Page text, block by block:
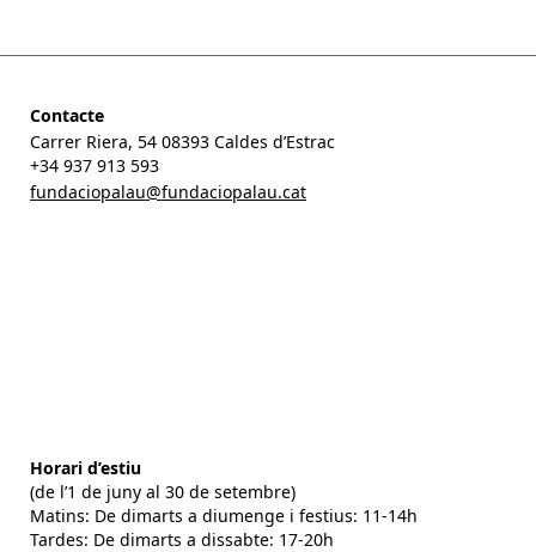
Contacte
Carrer Riera, 54 08393 Caldes d’Estrac
+34 937 913 593
fundaciopalau@fundaciopalau.cat
Horari d’estiu
(de l’1 de juny al 30 de setembre)
Matins: De dimarts a diumenge i festius: 11-14h
Tardes: De dimarts a dissabte: 17-20h